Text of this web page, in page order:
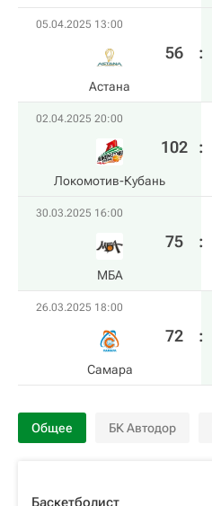
05.04.2025 13:00
Астана
56 :
02.04.2025 20:00
Локомотив-Кубань
102 :
30.03.2025 16:00
МБА
75 :
26.03.2025 18:00
Самара
72 :
Общее БК Автодор
Баскетболист